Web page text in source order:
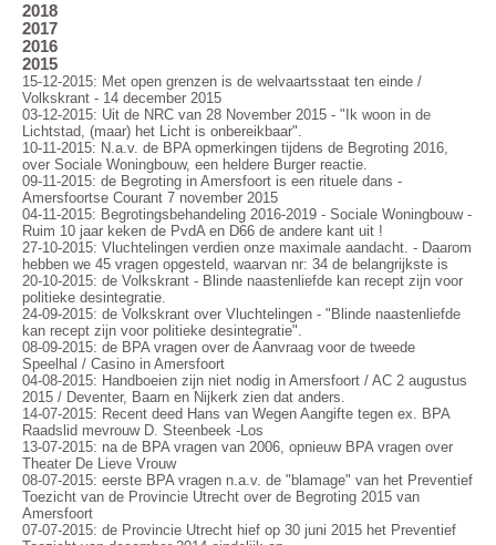
2018
2017
2016
2015
15-12-2015: Met open grenzen is de welvaartsstaat ten einde /
Volkskrant - 14 december 2015
03-12-2015: Uit de NRC van 28 November 2015 - "Ik woon in de
Lichtstad, (maar) het Licht is onbereikbaar".
10-11-2015: N.a.v. de BPA opmerkingen tijdens de Begroting 2016,
over Sociale Woningbouw, een heldere Burger reactie.
09-11-2015: de Begroting in Amersfoort is een rituele dans -
Amersfoortse Courant 7 november 2015
04-11-2015: Begrotingsbehandeling 2016-2019 - Sociale Woningbouw -
Ruim 10 jaar keken de PvdA en D66 de andere kant uit !
27-10-2015: Vluchtelingen verdien onze maximale aandacht. - Daarom
hebben we 45 vragen opgesteld, waarvan nr: 34 de belangrijkste is
20-10-2015: de Volkskrant - Blinde naastenliefde kan recept zijn voor
politieke desintegratie.
24-09-2015: de Volkskrant over Vluchtelingen - "Blinde naastenliefde
kan recept zijn voor politieke desintegratie".
08-09-2015: de BPA vragen over de Aanvraag voor de tweede
Speelhal / Casino in Amersfoort
04-08-2015: Handboeien zijn niet nodig in Amersfoort / AC 2 augustus
2015 / Deventer, Baarn en Nijkerk zien dat anders.
14-07-2015: Recent deed Hans van Wegen Aangifte tegen ex. BPA
Raadslid mevrouw D. Steenbeek -Los
13-07-2015: na de BPA vragen van 2006, opnieuw BPA vragen over
Theater De Lieve Vrouw
08-07-2015: eerste BPA vragen n.a.v. de "blamage" van het Preventief
Toezicht van de Provincie Utrecht over de Begroting 2015 van
Amersfoort
07-07-2015: de Provincie Utrecht hief op 30 juni 2015 het Preventief